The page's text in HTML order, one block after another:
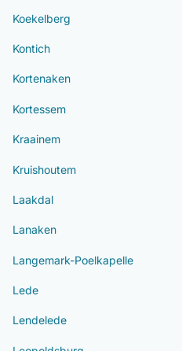
Koekelberg
Kontich
Kortenaken
Kortessem
Kraainem
Kruishoutem
Laakdal
Lanaken
Langemark-Poelkapelle
Lede
Lendelede